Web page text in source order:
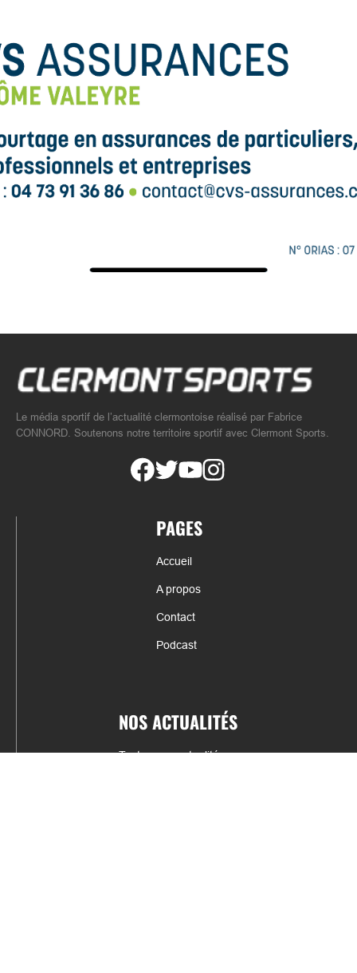
Le média sportif de l’actualité clermontoise réalisé par Fabrice
CONNORD. Soutenons notre territoire sportif avec Clermont Sports.
PAGES
Accueil
A propos
Contact
Podcast
NOS ACTUALITÉS
Toutes nos actualités